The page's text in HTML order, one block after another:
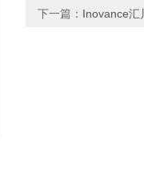
下一篇： Inovance汇